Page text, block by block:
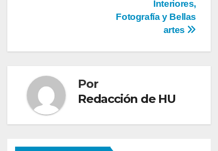
Interiores,
Fotografía y Bellas
artes
Por
Redacción de HU